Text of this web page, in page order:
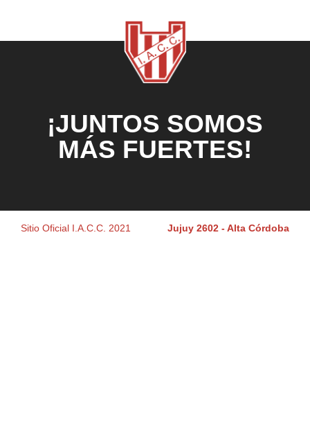
¡JUNTOS SOMOS
MÁS FUERTES!
Sitio Oficial I.A.C.C. 2021 Jujuy 2602 - Alta Córdoba